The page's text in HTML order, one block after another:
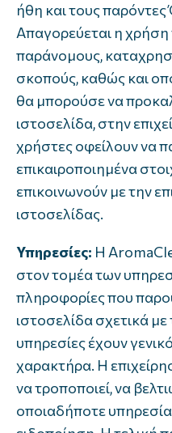
ήθη και τους
Απαγορεύεται η χρήση
παράνομους,
σκοπούς, καθώς και
θα μπορούσε να
ιστοσελίδα, στην
χρήστες οφείλουν να
επικαιροποιημένα
επικοινωνούν με την
ιστοσελίδας.
Υπηρεσίες: Η
στον τομέα των
πληροφορίες που
ιστοσελίδα σχετικά
υπηρεσίες έχουν
χαρακτήρα. Η
να τροποποιεί, να
οποιαδήποτε